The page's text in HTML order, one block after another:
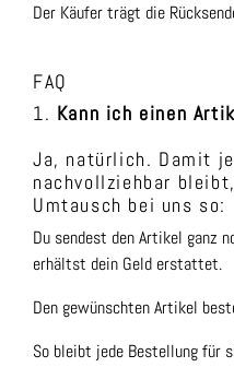
Der Käufer trägt die
FAQ
1. Kann ich einen
Ja, natürlich. Damit
nachvollziehbar
Umtausch bei uns so:
Du sendest den Artikel ganz
erhältst dein Geld erstattet.
Den gewünschten Artikel
So bleibt jede Bestellung für